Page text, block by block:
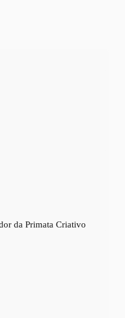
da Primata Criativo